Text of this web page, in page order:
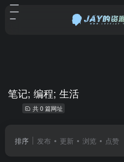
笔记; 编程; 生活
共 0 篇网址
排序 发布 更新 浏览 点赞